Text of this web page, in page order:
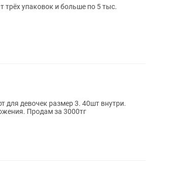
трёх упаковок и больше по 5 тыс.
для девочек размер 3. 40шт внутри.
Продам за 3000тг